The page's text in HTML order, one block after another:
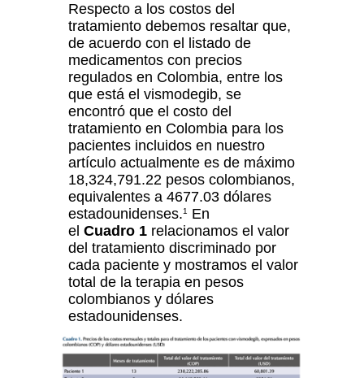
Respecto a los costos del
tratamiento debemos resaltar que,
de acuerdo con el listado de
medicamentos con precios
regulados en Colombia, entre los
que está el vismodegib, se
encontró que el costo del
tratamiento en Colombia para los
pacientes incluidos en nuestro
artículo actualmente es de máximo
18,324,791.22 pesos colombianos,
equivalentes a 4677.03 dólares
estadounidenses.1
En
el Cuadro 1 relacionamos el valor
del tratamiento discriminado por
cada paciente y mostramos el valor
total de la terapia en pesos
colombianos y dólares
estadounidenses.